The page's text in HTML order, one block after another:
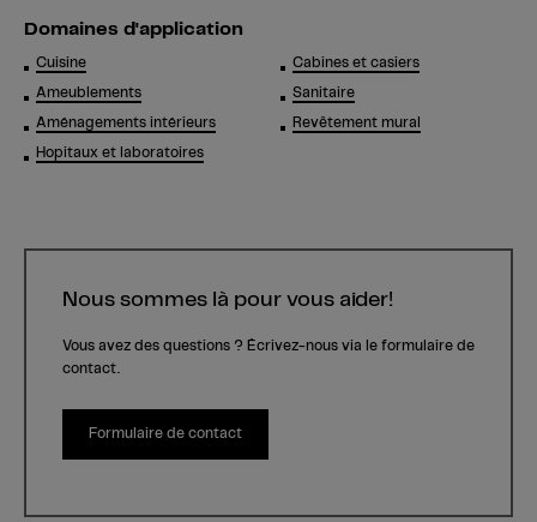
Domaines d'application
Cuisine
Ameublements
Aménagements intérieurs
Hopitaux et laboratoires
Cabines et casiers
Sanitaire
Revêtement mural
Nous sommes là pour vous aider!
Vous avez des questions ? Écrivez-nous via le formulaire de
contact.
Formulaire de contact